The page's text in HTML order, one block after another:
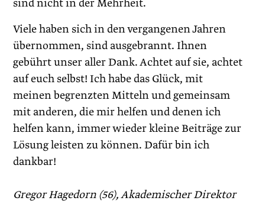
sind nicht in der Mehrheit.
Viele haben sich in den vergangenen Jahren
übernommen, sind ausgebrannt. Ihnen
gebührt unser aller Dank. Achtet auf sie, achtet
auf euch selbst! Ich habe das Glück, mit
meinen begrenzten Mitteln und gemeinsam
mit anderen, die mir helfen und denen ich
helfen kann, immer wieder kleine Beiträge zur
Lösung leisten zu können. Dafür bin ich
dankbar!
Gregor Hagedorn (56), Akademischer Direktor